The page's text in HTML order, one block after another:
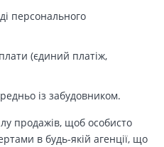
персонального
(єдиний платіж,
із забудовником.
продажів, щоб особисто
в будь-якій агенції, що